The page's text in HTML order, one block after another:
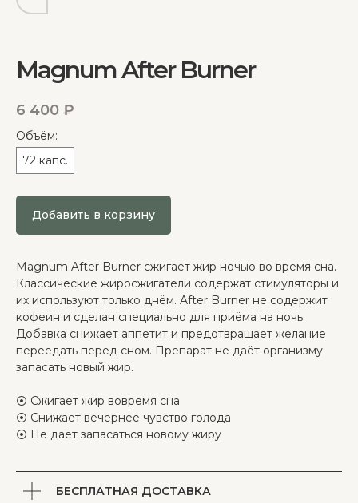
Magnum After Burner
6 400 ₽
Объём:
72 капс.
Добавить в корзину
Magnum After Burner сжигает жир ночью во время сна.
Классические жиросжигатели содержат стимуляторы и
их используют только днём. After Burner не содержит
кофеин и сделан специально для приёма на ночь.
Добавка снижает аппетит и предотвращает желание
переедать перед сном. Препарат не даёт организму
запасать новый жир.
⦿ Сжигает жир вовремя сна
⦿ Снижает вечернее чувство голода
⦿ Не даёт запасаться новому жиру
БЕСПЛАТНАЯ ДОСТАВКА
Каталог
По целям
Контакты